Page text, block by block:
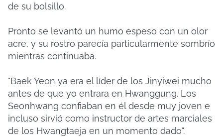
de su bolsillo.
Pronto se levantó un humo espeso con un olor
acre, y su rostro parecía particularmente sombrío
mientras continuaba.
"Baek Yeon ya era el líder de los Jinyiwei mucho
antes de que yo entrara en Hwanggung. Los
Seonhwang confiaban en él desde muy joven e
incluso sirvió como instructor de artes marciales
de los Hwangtaeja en un momento dado".